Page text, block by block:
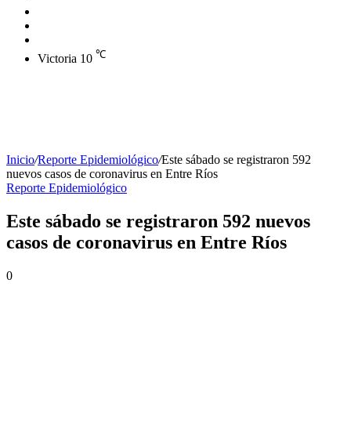
Victoria 10 ℃
Inicio/Reporte Epidemiológico/Este sábado se registraron 592
nuevos casos de coronavirus en Entre Ríos
Reporte Epidemiológico
Este sábado se registraron 592 nuevos
casos de coronavirus en Entre Ríos
0